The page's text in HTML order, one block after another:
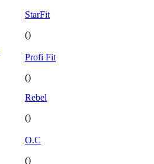
StarFit
()
Profi Fit
()
Rebel
()
O.C
()